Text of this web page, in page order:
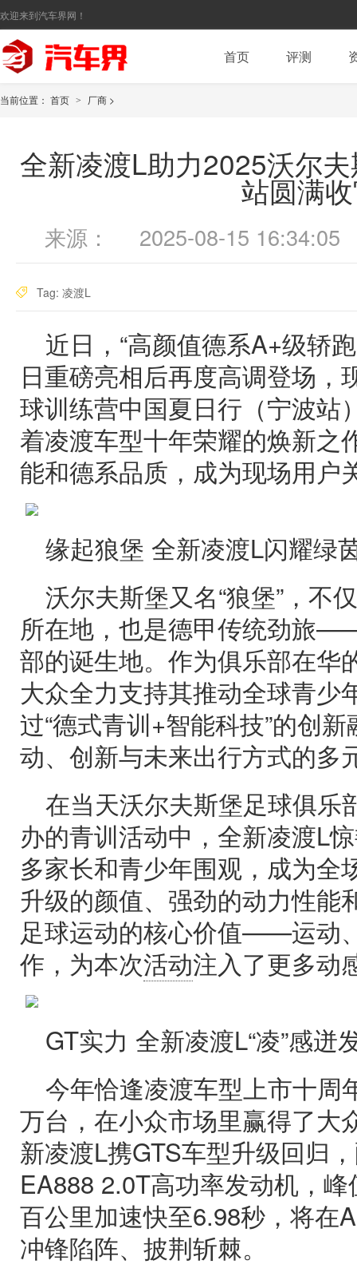
欢迎来到汽车界网！
首页 评测
当前位置： 首页 > 厂商 >
全新凌渡L助力2025沃尔
站圆满
来源： 2025-08-15 16:34:05
Tag: 凌渡L
近日，“高颜值德系A+级轿
日重磅亮相后再度高调登场，
球训练营中国夏日行（宁波站
着凌渡车型十年荣耀的焕新之
能和德系品质，成为现场用户
缘起狼堡 全新凌渡L闪耀绿
沃尔夫斯堡又名“狼堡”，不
所在地，也是德甲传统劲旅
部的诞生地。作为俱乐部在华
大众全力支持其推动全球青少
过“德式青训+智能科技”的创
动、创新与未来出行方式的多
在当天沃尔夫斯堡足球俱乐
办的青训活动中，全新凌渡L
多家长和青少年围观，成为全
升级的颜值、强劲的动力性能
足球运动的核心价值——运动
作，为本次活动注入了更多动
GT实力 全新凌渡L“凌”感迸
今年恰逢凌渡车型上市十周
万台，在小众市场里赢得了大
新凌渡L携GTS车型升级回归
EA888 2.0T高功率发动机，
百公里加速快至6.98秒，将在
冲锋陷阵、披荆斩棘。